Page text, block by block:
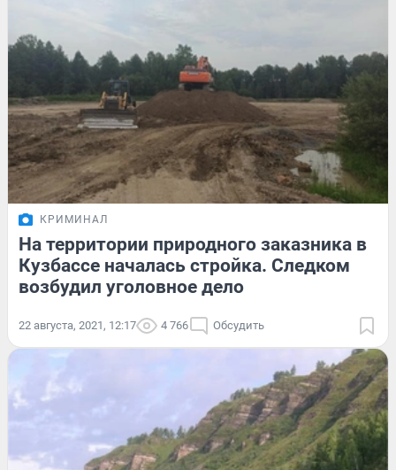
КРИМИНАЛ
На территории природного заказника в
Кузбассе началась стройка. Следком
возбудил уголовное дело
22 августа, 2021, 12:17 4 766 Обсудить